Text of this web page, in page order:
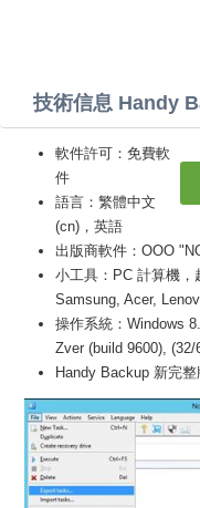
技術信息 Handy
軟件許可：免費軟
件
語言：繁體中文
(cn)，英語
出版商軟件：OOO
小工具：PC 計算機，
Samsung, Acer,
操作系統：Windows
Zver (build 9600), (32/
Handy Backup 新完